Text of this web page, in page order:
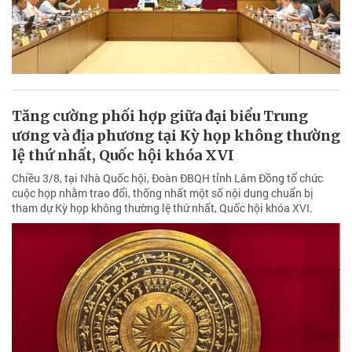
Tăng cường phối hợp giữa đại biểu Trung
ương và địa phương tại Kỳ họp không thường
lệ thứ nhất, Quốc hội khóa XVI
Chiều 3/8, tại Nhà Quốc hội, Đoàn ĐBQH tỉnh Lâm Đồng tổ chức
cuộc họp nhằm trao đổi, thống nhất một số nội dung chuẩn bị
tham dự Kỳ họp không thường lệ thứ nhất, Quốc hội khóa XVI.